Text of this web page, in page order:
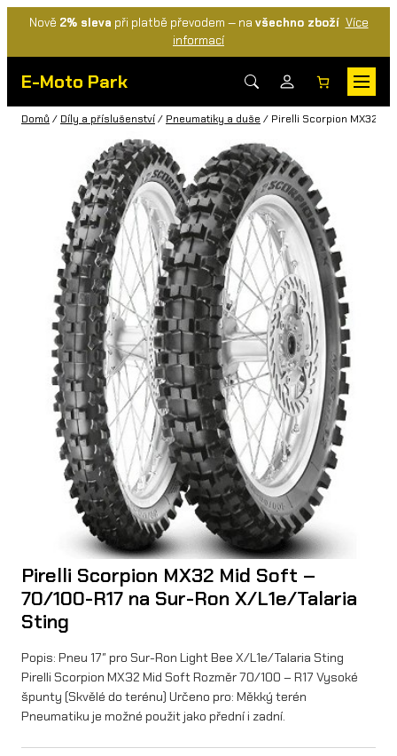
Nově 2% sleva při platbě převodem — na všechno zboží Více
informací
E-Moto Park
Domů / Díly a příslušenství/ Pneumatiky a duše / Pirelli Scorpion MX32
Pirelli Scorpion MX32 Mid Soft –
70/100-R17 na Sur-Ron X/L1e/Talaria
Sting
Popis: Pneu 17″ pro Sur-Ron Light Bee X/L1e/Talaria Sting
Pirelli Scorpion MX32 Mid Soft Rozměr 70/100 – R17 Vysoké
špunty (Skvělé do terénu) Určeno pro: Měkký terén
Pneumatiku je možné použit jako přední i zadní.